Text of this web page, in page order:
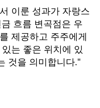
이룬 성과가 자랑스
흐름 변곡점은 우
제공하고 주주에게
는 좋은 위치에 있
것을 의미합니다."